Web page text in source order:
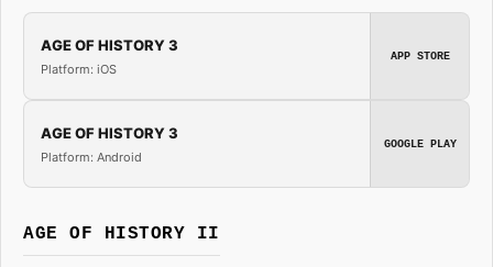
AGE OF HISTORY 3
Platform: iOS
APP STORE
AGE OF HISTORY 3
Platform: Android
GOOGLE PLAY
AGE OF HISTORY II